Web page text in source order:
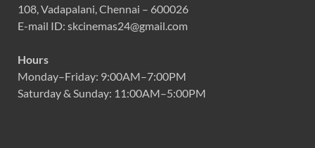
108, Vadapalani, Chennai – 600026
E-mail ID: skcinemas24@gmail.com
Hours
Monday–Friday: 9:00AM–7:00PM
Saturday & Sunday: 11:00AM–5:00PM